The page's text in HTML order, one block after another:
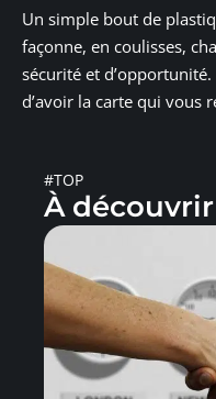
Un simple bout de
façonne, en coulisses,
sécurité et
d’avoir la carte qui vous
#TOP
À découvrir